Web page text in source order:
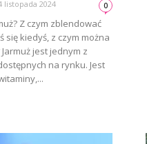
listopada 2024 0
Z czym zblendować
się kiedyś, z czym można
jest jednym z
na rynku. Jest